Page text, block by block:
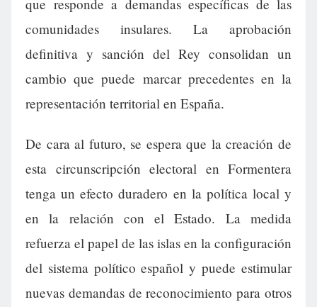
que responde a demandas específicas de las
comunidades insulares. La aprobación
definitiva y sanción del Rey consolidan un
cambio que puede marcar precedentes en la
representación territorial en España.
De cara al futuro, se espera que la creación de
esta circunscripción electoral en Formentera
tenga un efecto duradero en la política local y
en la relación con el Estado. La medida
refuerza el papel de las islas en la configuración
del sistema político español y puede estimular
nuevas demandas de reconocimiento para otros